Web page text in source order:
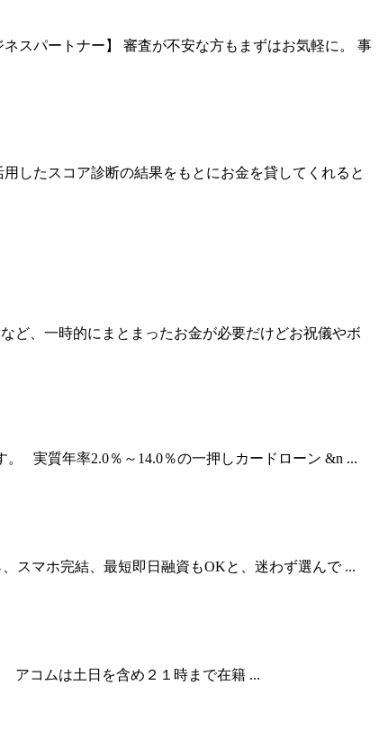
スパートナー】 審査が不安な方もまずはお気軽に。 事
したスコア診断の結果をもとにお金を貸してくれると
、一時的にまとまったお金が必要だけどお祝儀やボ
実質年率2.0％～14.0％の一押しカードローン &n ...
スマホ完結、最短即日融資もOKと、迷わず選んで ...
アコムは土日を含め２１時まで在籍 ...